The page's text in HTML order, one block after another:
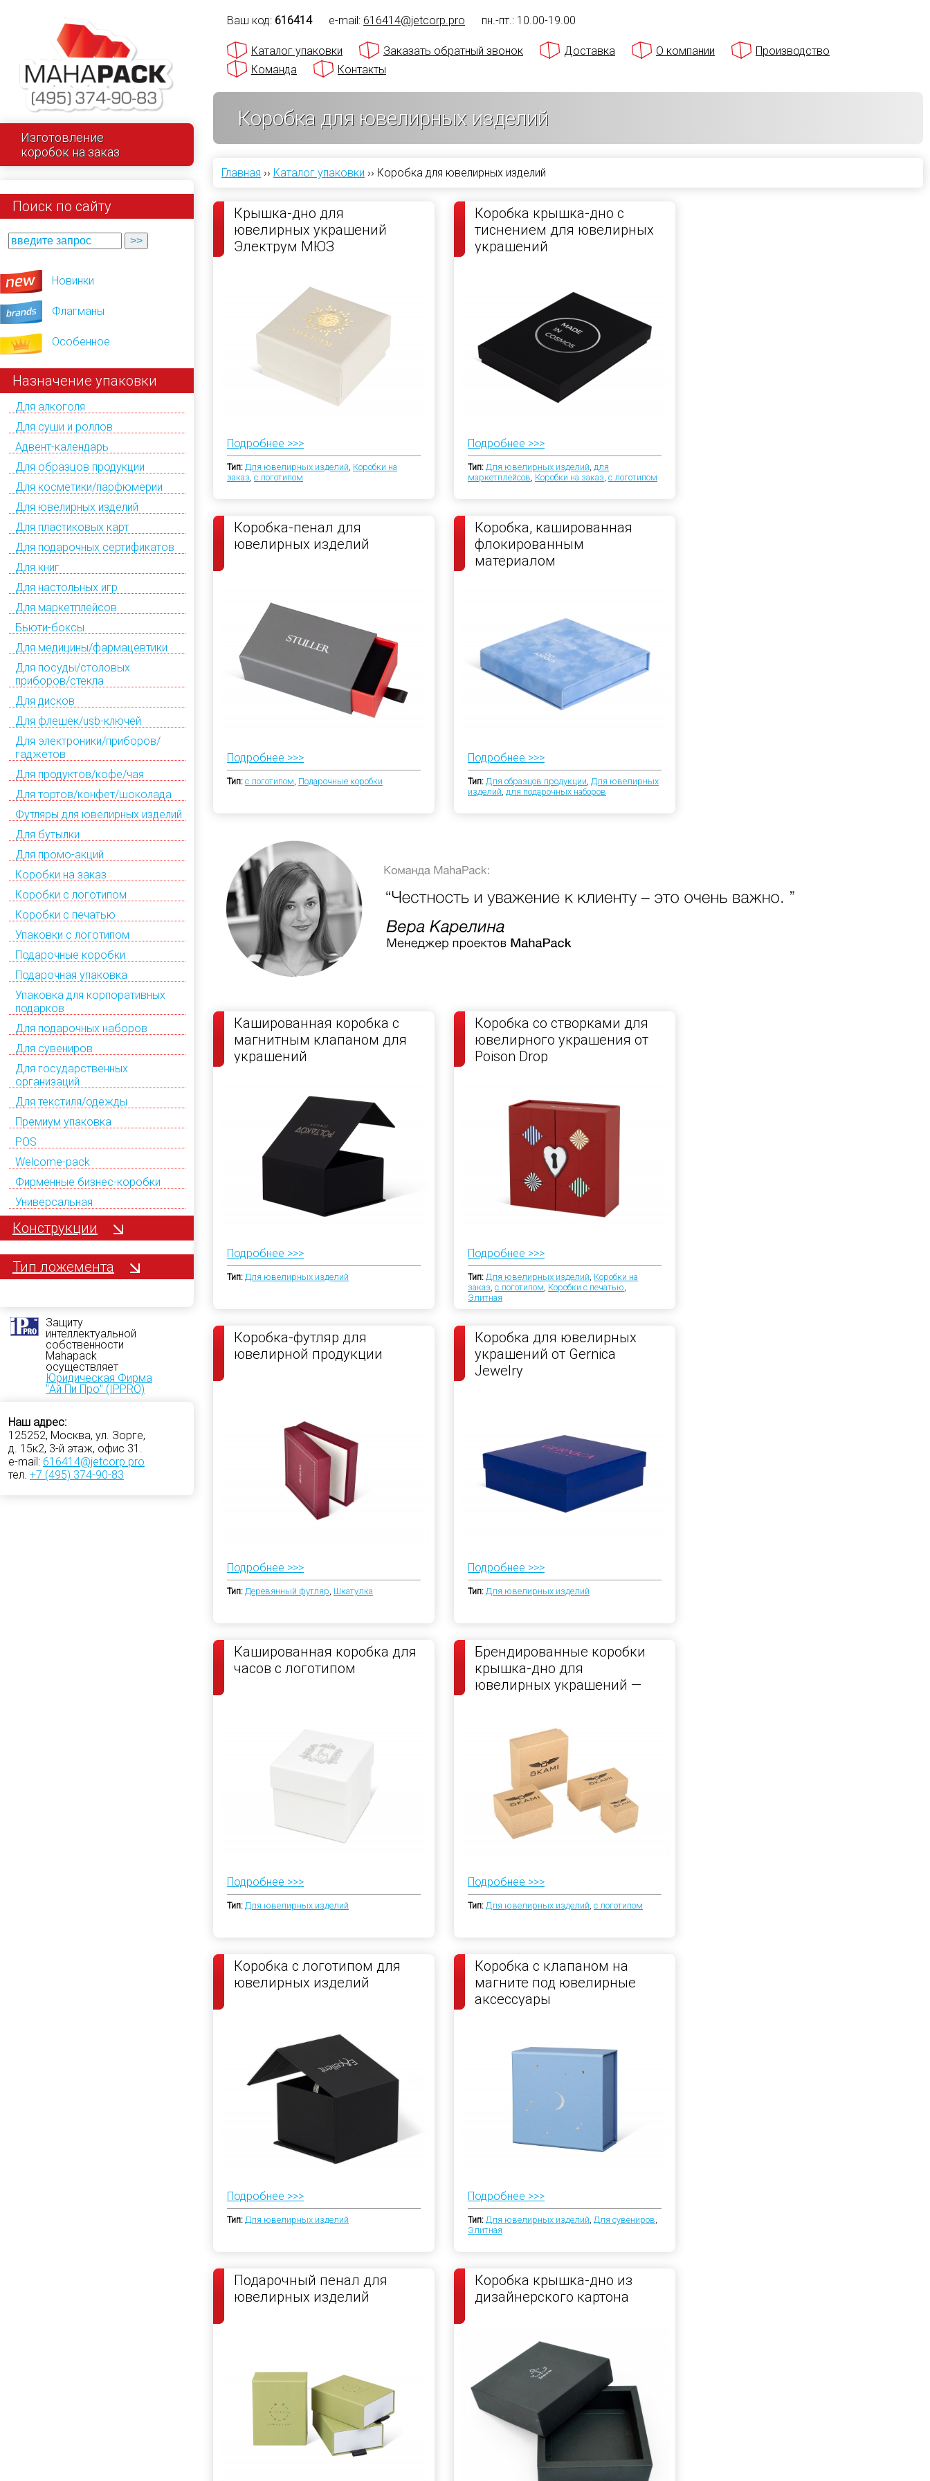
Изготовление
коробок на заказ
Поиск по сайту
Новинки
Флагманы
Особенное
Назначение упаковки
Для алкоголя
Для суши и роллов
Адвент-календарь
Для образцов продукции
Для косметики/парфюмерии
Для ювелирных изделий
Для пластиковых карт
Для подарочных сертификатов
Для книг
Для настольных игр
Для маркетплейсов
Бьюти-боксы
Для медицины/фармацевтики
Для посуды/столовых
приборов/стекла
Для дисков
Для флешек/usb-ключей
Для электроники/приборов/
гаджетов
Для продуктов/кофе/чая
Для тортов/конфет/шоколада
Футляры для ювелирных изделий
Для бутылки
Для промо-акций
Коробки на заказ
Коробки с логотипом
Коробки с печатью
Упаковки с логотипом
Подарочные коробки
Подарочная упаковка
Упаковка для корпоративных
подарков
Для подарочных наборов
Для сувениров
Для государственных
организаций
Для текстиля/одежды
Премиум упаковка
POS
Welcome-pack
Фирменные бизнес-коробки
Универсальная
Конструкции
Тип ложемента
Защиту
интеллектуальной
собственности
Mahapack
осуществляет
Юридическая Фирма
"Ай Пи Про" (IPPRO)
Наш адрес:
125252, Москва, ул. Зорге,
д. 15к2, 3-й этаж, офис 31.
e-mail: 616414@jetcorp.pro
тел. +7 (495) 374-90-83
Ваш код: 616414 e-mail: 616414@jetcorp.pro пн.-пт.: 10.00-19.00
Каталог упаковки Заказать обратный звонок Доставка О компании
Производство
Команда
Контакты
Коробка для ювелирных изделий
Главная ›› Каталог упаковки ›› Коробка для ювелирных изделий
Крышка-дно для
ювелирных украшений
Электрум МЮЗ
Подробнее >>>
Тип: Для ювелирных изделий, Коробки на
заказ, с логотипом
Коробка крышка-дно с
тиснением для ювелирных
украшений
Подробнее >>>
Тип: Для ювелирных изделий, для
маркетплейсов, Коробки на заказ, с логотипом
Коробка-пенал для
ювелирных изделий
Подробнее >>>
Тип: с логотипом, Подарочные коробки
Коробка, кашированная
флокированным
материалом
Подробнее >>>
Тип: Для образцов продукции, Для ювелирных
изделий, для подарочных наборов
Кашированная коробка с
магнитным клапаном для
украшений
Подробнее >>>
Тип: Для ювелирных изделий
Коробка со створками для
ювелирного украшения от
Poison Drop
Подробнее >>>
Тип: Для ювелирных изделий, Коробки на
заказ, с логотипом, Коробки с печатью,
Элитная
Коробка-футляр для
ювелирной продукции
Подробнее >>>
Тип: Деревянный футляр, Шкатулка
Коробка для ювелирных
украшений от Gernica
Jewelry
Подробнее >>>
Тип: Для ювелирных изделий
Кашированная коробка для
часов с логотипом
Подробнее >>>
Тип: Для ювелирных изделий
Брендированные коробки
крышка-дно для
ювелирных украшений —
Подробнее >>>
Тип: Для ювелирных изделий, с логотипом
Коробка с логотипом для
ювелирных изделий
Подробнее >>>
Тип: Для ювелирных изделий
Коробка с клапаном на
магните под ювелирные
аксессуары
Подробнее >>>
Тип: Для ювелирных изделий, Для сувениров,
Элитная
Подарочный пенал для
ювелирных изделий
Коробка крышка-дно из
дизайнерского картона